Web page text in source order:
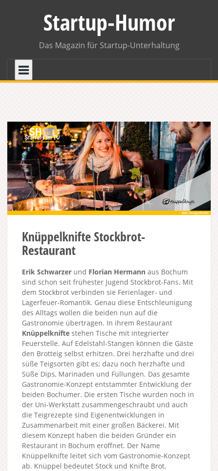
Startup-Humor
Das Magazin für Startup-Unterhaltung
Knüppelknifte Stockbrot-
Restaurant
Erik Schwarzer und Florian Hermann aus Bochum
sind schon seit frühester Jugend Stockbrot-Fans. Mit
dem Stockbrot verbinden sie Ferienlager- und
Lagerfeuer-Romantik. Genau diese Entschleunigung
des Alltags wollen die beiden nun auf die
Gastronomie übertragen. In ihrem Restaurant
Knüppelknifte stehen Tische mit integrierter
Feuerstelle. Auf Edelstahl-Stangen können die Gäste
den Brotteig selbst erhitzen. Drei herzhafte und drei
süße Teigsorten gibt es; dazu noch herzhafte und
Süße Dips, Marinaden und Füllungen. Das gesamte
Gastronomie-Konzept entstammter Entwicklung der
beiden Bochumer. Die ersten Tische wurden noch in
der Uni-Werkstatt zusammengeschraubt und auch
die Teigrezepte sind Eigenentwicklungen in
Zusammenarbeit mit einer großen Bäckerei. Mit
diesem Konzept haben die beiden Gründer ein
Restaurant in Bochum eröffnet. Der Name
Knüppelknifte leitet sich vom Gastronomie-Konzept
ab. Knüppel bedeutet Stock und Knifte Brot.